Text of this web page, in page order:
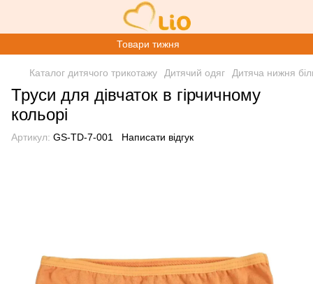
Товари тижня
Каталог дитячого трикотажу Дитячий одяг Дитяча нижня
Труси для дівчаток в гірчичному
кольорі
Артикул: GS-TD-7-001 Написати відгук